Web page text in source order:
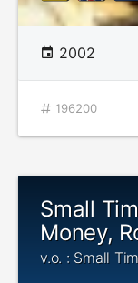
2002
196200
Small
Money,
v.o. : Small